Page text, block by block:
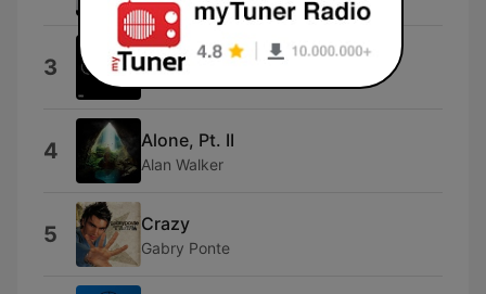
3 Mafia
4 Alone, Pt. II
Alan Walker
5 Crazy
Gabry Ponte